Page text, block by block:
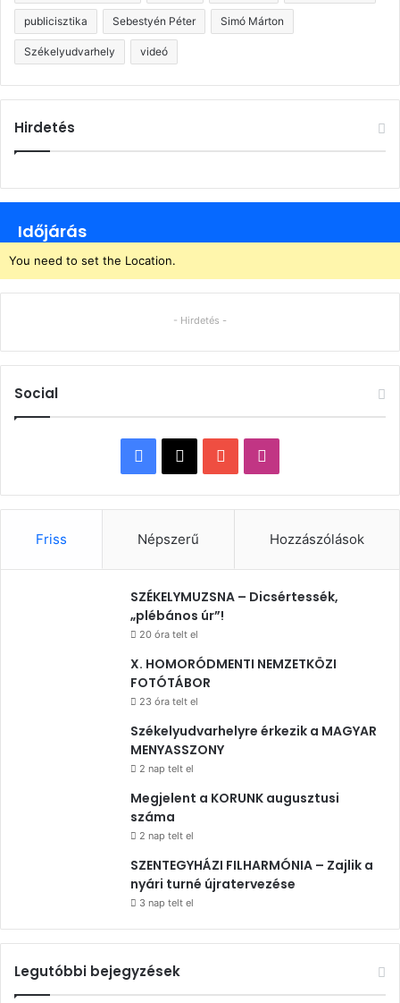
publicisztika Sebestyén Péter Simó Márton
Székelyudvarhely videó
Hirdetés
Időjárás
You need to set the Location.
- Hirdetés -
Social
Facebook
X YouTube
Friss Népszerű Hozzászólások
SZÉKELYMUZSNA – Dicsértessék,
„plébános úr”!
20 óra telt el
X. HOMORÓDMENTI NEMZETKÖZI
FOTÓTÁBOR
23 óra telt el
Székelyudvarhelyre érkezik a MAGYAR
MENYASSZONY
2 nap telt el
Megjelent a KORUNK augusztusi
száma
2 nap telt el
SZENTEGYHÁZI FILHARMÓNIA – Zajlik a
nyári turné újratervezése
3 nap telt el
Legutóbbi bejegyzések